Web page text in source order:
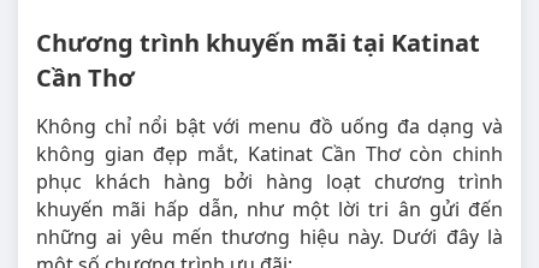
Chương trình khuyến mãi tại Katinat
Cần Thơ
Không chỉ nổi bật với menu đồ uống đa dạng và
không gian đẹp mắt, Katinat Cần Thơ còn chinh
phục khách hàng bởi hàng loạt chương trình
khuyến mãi hấp dẫn, như một lời tri ân gửi đến
những ai yêu mến thương hiệu này. Dưới đây là